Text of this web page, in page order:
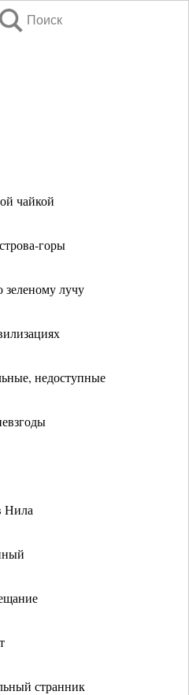
Поиск
чайкой
горы
лучу
недоступные
Нила
странник